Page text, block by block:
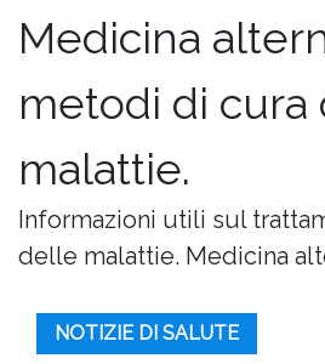
Medicina
metodi di cura
malattie.
Informazioni utili sul
delle malattie. Medicina
NOTIZIE DI SALUTE